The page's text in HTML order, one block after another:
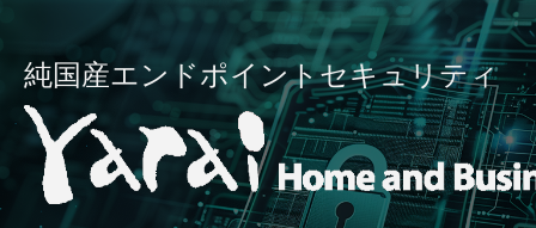
純国産エンドポイントセキュリティ